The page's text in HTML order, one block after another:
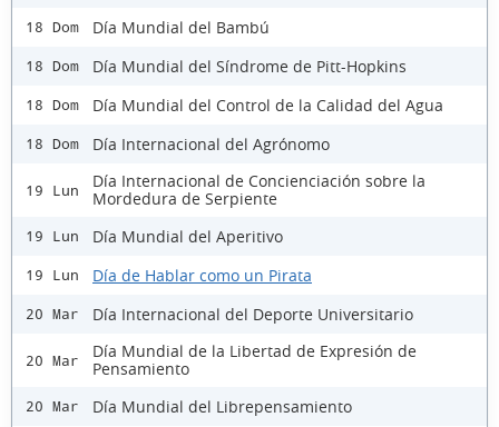
18 Dom Día Mundial del Bambú
18 Dom Día Mundial del Síndrome de Pitt-Hopkins
18 Dom Día Mundial del Control de la Calidad del Agua
18 Dom Día Internacional del Agrónomo
19 Lun
Día Internacional de Concienciación sobre la
Mordedura de Serpiente
19 Lun Día Mundial del Aperitivo
19 Lun Día de Hablar como un Pirata
20 Mar Día Internacional del Deporte Universitario
20 Mar
Día Mundial de la Libertad de Expresión de
Pensamiento
20 Mar Día Mundial del Librepensamiento